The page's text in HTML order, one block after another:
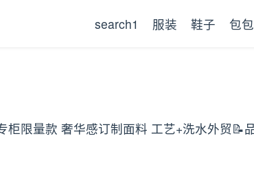
search1 服装 鞋子 包包
限量款 奢华感订制面料 工艺+洗水外贸📝